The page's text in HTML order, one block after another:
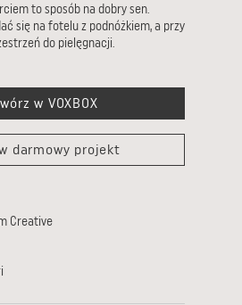
to sposób na dobry sen.
się na fotelu z podnóżkiem, a przy
do pielęgnacji.
w VOXBOX
darmowy projekt
Creative